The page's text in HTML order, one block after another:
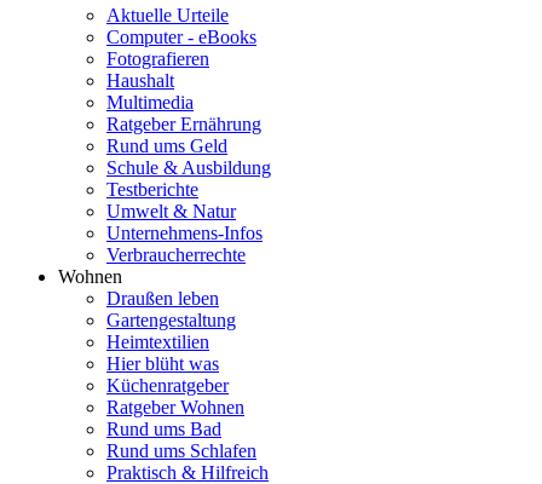
Aktuelle Urteile
Computer - eBooks
Fotografieren
Haushalt
Multimedia
Ratgeber Ernährung
Rund ums Geld
Schule & Ausbildung
Testberichte
Umwelt & Natur
Unternehmens-Infos
Verbraucherrechte
Wohnen
Draußen leben
Gartengestaltung
Heimtextilien
Hier blüht was
Küchenratgeber
Ratgeber Wohnen
Rund ums Bad
Rund ums Schlafen
Praktisch & Hilfreich